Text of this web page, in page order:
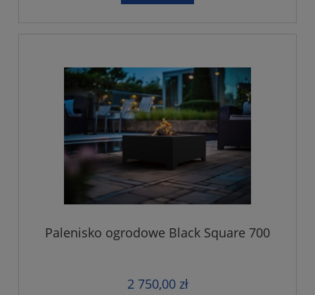
Palenisko ogrodowe Black Square 700
2 750,00 zł